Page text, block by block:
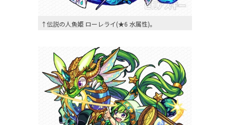
↑伝説の人魚姫 ローレライ(★6 水属性)。